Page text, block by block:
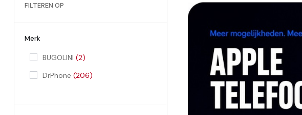
FILTEREN OP
Merk
BUGOLINI (2)
DrPhone (206)